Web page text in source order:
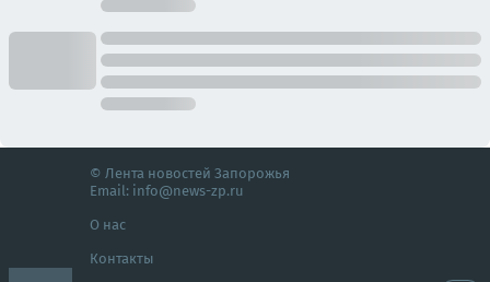
© Лента новостей Запорожья
Email: info@news-zp.ru
О нас
Контакты